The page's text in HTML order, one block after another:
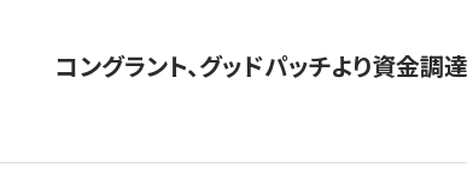
コングラント、グッドパッチより資金調